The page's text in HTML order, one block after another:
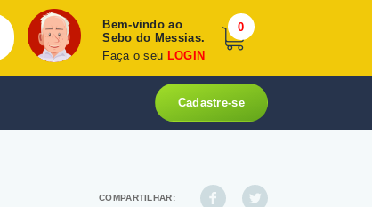
Bem-vindo ao
Sebo do Messias.
Faça o seu LOGIN
0
Cadastre-se
COMPARTILHAR: